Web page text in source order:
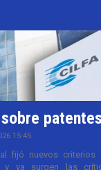
patentes
15:45
fijó nuevos criterios
y ya surgen las